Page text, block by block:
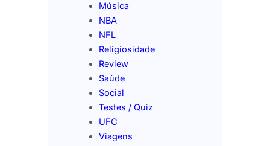
Música
NBA
NFL
Religiosidade
Review
Saúde
Social
Testes / Quiz
UFC
Viagens